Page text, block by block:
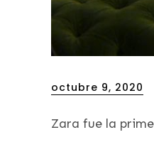
Posted
octubre 9, 2020
Zara fue la